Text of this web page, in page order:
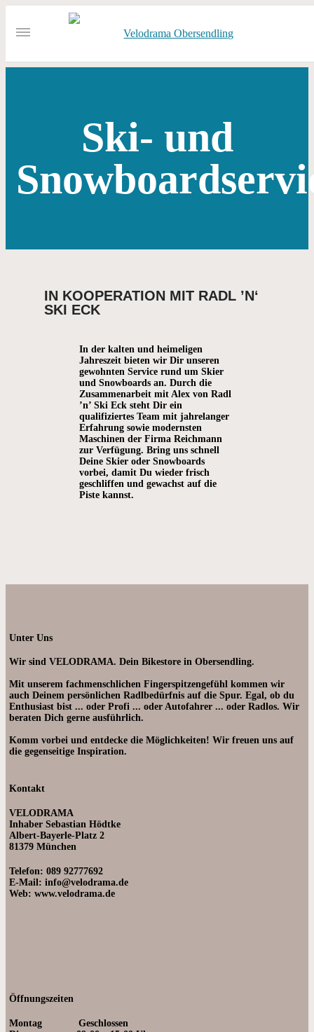
Ski- und
IN KOOPERATION MIT RADL ’N‘
SKI ECK
In der kalten und heimeligen
Jahreszeit bieten wir Dir unseren
gewohnten Service rund um Skier
und Snowboards an. Durch die
Zusammenarbeit mit Alex von Radl
’n’ Ski Eck steht Dir ein
qualifiziertes Team mit jahrelanger
Erfahrung sowie modernsten
Maschinen der Firma Reichmann
zur Verfügung. Bring uns schnell
Deine Skier oder Snowboards
vorbei, damit Du wieder frisch
geschliffen und gewachst auf die
Piste kannst.
Unter Uns
Wir sind VELODRAMA. Dein Bikestore in Obersendling.
Mit unserem fachmenschlichen Fingerspitzengefühl kommen wir
auch Deinem persönlichen Radlbedürfnis auf die Spur. Egal, ob du
Enthusiast bist ... oder Profi ... oder Autofahrer ... oder Radlos. Wir
beraten Dich gerne ausführlich.
Komm vorbei und entdecke die Möglichkeiten! Wir freuen uns auf
die gegenseitige Inspiration.
Kontakt
VELODRAMA
Inhaber Sebastian Hödtke
Albert-Bayerle-Platz 2
81379 München
Telefon: 089 92777692
E-Mail: info@velodrama.de
Web: www.velodrama.de
Öffnungszeiten
Montag Geschlossen